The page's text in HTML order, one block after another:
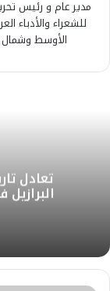
مدير عام و رئيس
للشعراء والأدباء
الأوسط وشمال
تعادل